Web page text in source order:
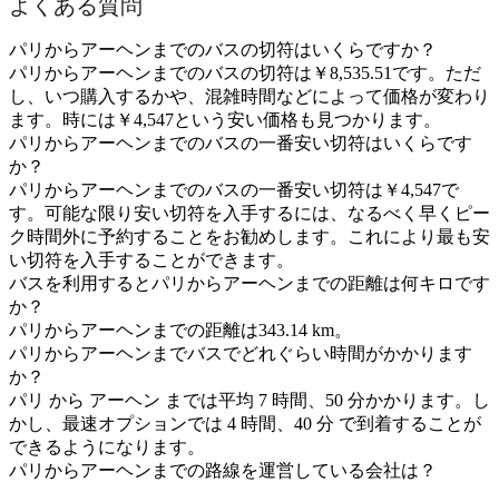
よくある質問
パリからアーヘンまでのバスの切符はいくらですか？
パリからアーヘンまでのバスの切符は￥8,535.51です。ただ
し、いつ購入するかや、混雑時間などによって価格が変わり
ます。時には￥4,547という安い価格も見つかります。
パリからアーヘンまでのバスの一番安い切符はいくらです
か？
パリからアーヘンまでのバスの一番安い切符は￥4,547で
す。可能な限り安い切符を入手するには、なるべく早くピー
ク時間外に予約することをお勧めします。これにより最も安
い切符を入手することができます。
バスを利用するとパリからアーヘンまでの距離は何キロです
か？
パリからアーヘンまでの距離は343.14 km。
パリからアーヘンまでバスでどれぐらい時間がかかります
か？
パリ から アーヘン までは平均 7 時間、50 分かかります。し
かし、最速オプションでは 4 時間、40 分 で到着することが
できるようになります。
パリからアーヘンまでの路線を運営している会社は？